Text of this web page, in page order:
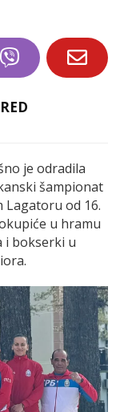
je odradila
šampionat
Lagatoru od 16.
u hramu
i bokserki u